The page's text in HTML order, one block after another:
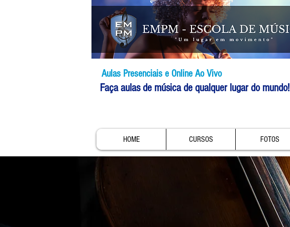
Aulas Presenciais e Online Ao Vivo
Faça aulas de música de qualquer lugar do mundo!
HOME CURSOS FOTOS